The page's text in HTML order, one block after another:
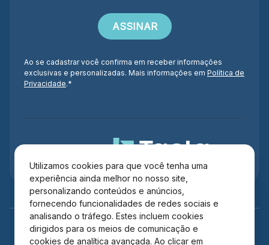
Utilizamos cookies para que você tenha uma
experiência ainda melhor no nosso site,
personalizando conteúdos e anúncios,
fornecendo funcionalidades de redes sociais e
analisando o tráfego. Estes incluem cookies
dirigidos para os meios de comunicação e
cookies de analítica avançada. Ao clicar em
Ao se cadastrar você confirma em receber informações
exclusivas e personalizadas. Mais informações em Política de
Privacidade.*